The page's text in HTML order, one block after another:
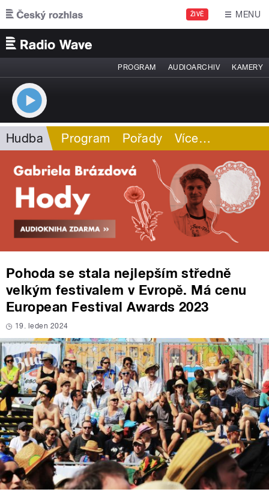
Přejít k hlavnímu obsahu
ŽIVĚ MENU
PROGRAM AUDIOARCHIV KAMERY
Hudba Program Pořady Více…
Pohoda se stala nejlepším středně
velkým festivalem v Evropě. Má cenu
European Festival Awards 2023
19. leden 2024